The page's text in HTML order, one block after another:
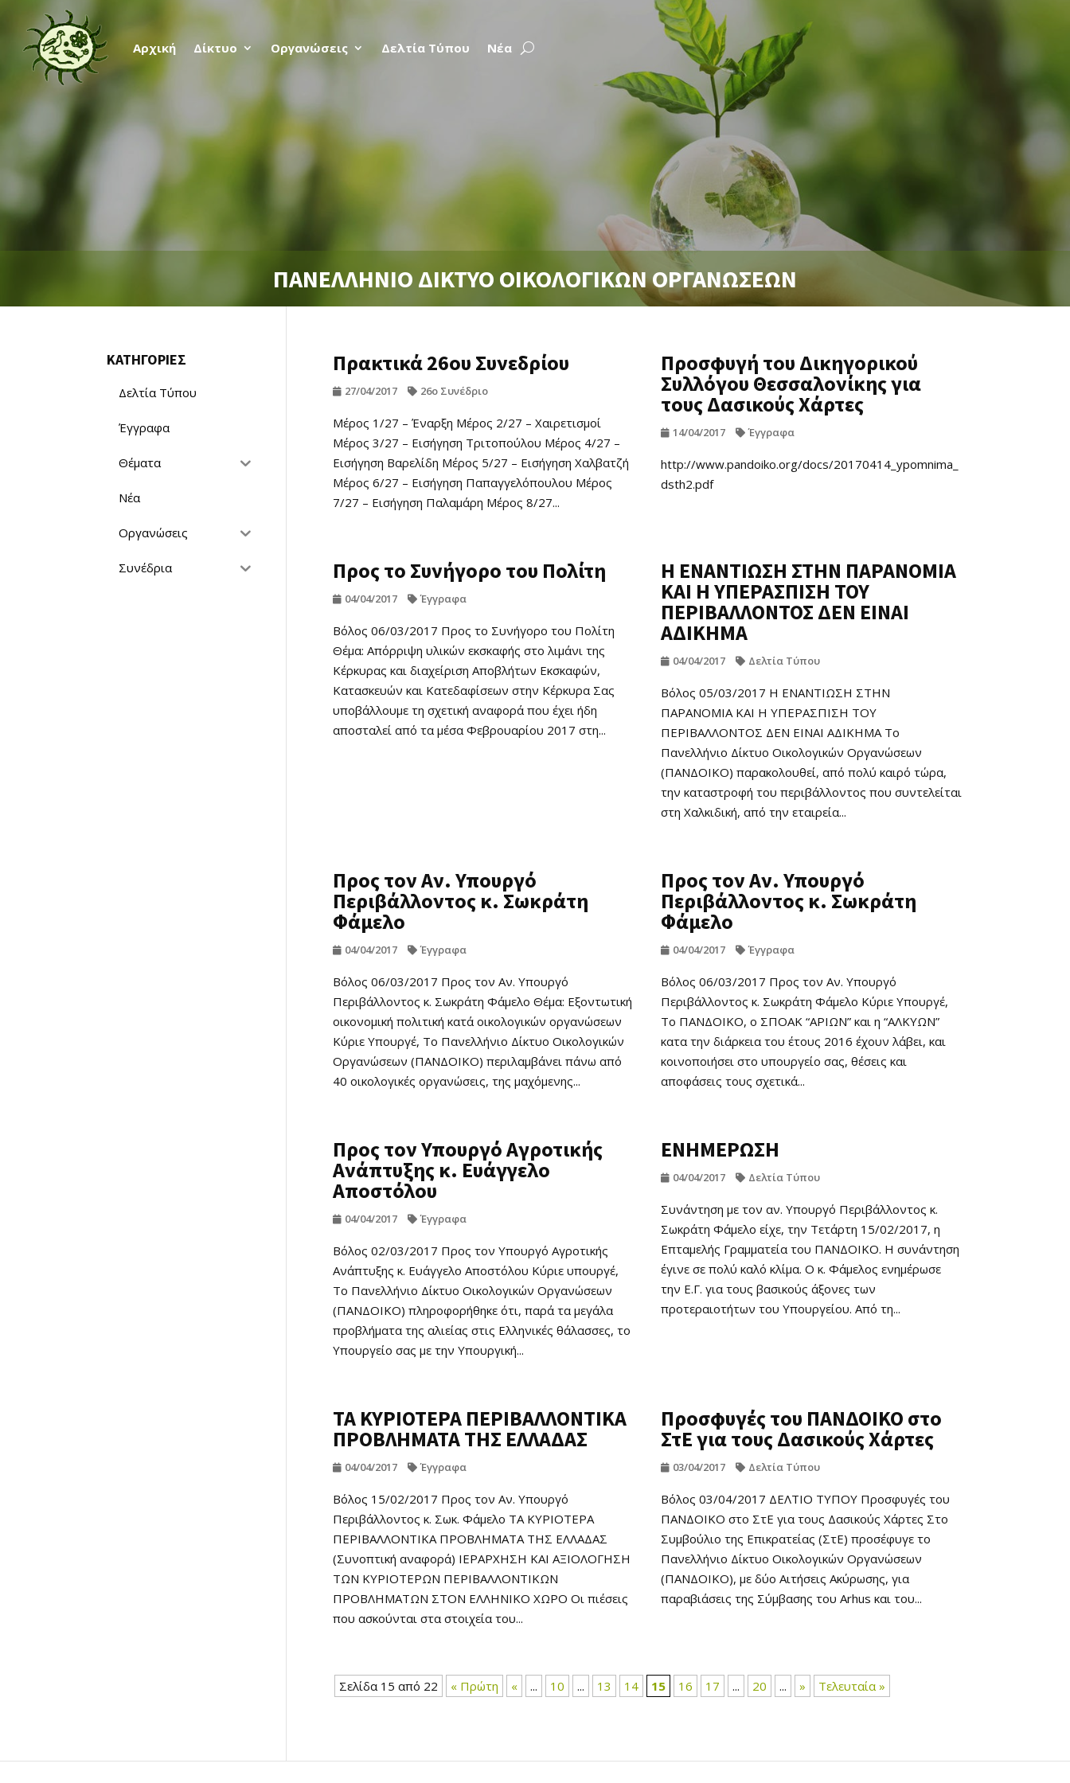
Αρχική Δίκτυο Οργανώσεις Δελτία Τύπου Νέα
ΠΑΝΕΛΛΗΝΙΟ ΔΙΚΤΥΟ ΟΙΚΟΛΟΓΙΚΩΝ ΟΡΓΑΝΩΣΕΩΝ
Πρακτικά 26ου Συνεδρίου
27/04/2017 26ο Συνέδριο
Μέρος 1/27 – Έναρξη Μέρος 2/27 – Χαιρετισμοί
Μέρος 3/27 – Εισήγηση Τριτοπούλου Μέρος 4/27 –
Εισήγηση Βαρελίδη Μέρος 5/27 – Εισήγηση Χαλβατζή
Μέρος 6/27 – Εισήγηση Παπαγγελόπουλου Μέρος
7/27 – Εισήγηση Παλαμάρη Μέρος 8/27...
Προσφυγή του Δικηγορικού
Συλλόγου Θεσσαλονίκης για
τους Δασικούς Χάρτες
14/04/2017 Έγγραφα
http://www.pandoiko.org/docs/20170414_ypomnima_
dsth2.pdf
Προς το Συνήγορο του Πολίτη
04/04/2017 Έγγραφα
Βόλος 06/03/2017 Προς το Συνήγορο του Πολίτη
Θέμα: Απόρριψη υλικών εκσκαφής στο λιμάνι της
Κέρκυρας και διαχείριση Αποβλήτων Εκσκαφών,
Κατασκευών και Κατεδαφίσεων στην Κέρκυρα Σας
υποβάλλουμε τη σχετική αναφορά που έχει ήδη
αποσταλεί από τα μέσα Φεβρουαρίου 2017 στη...
Η ΕΝΑΝΤΙΩΣΗ ΣΤΗΝ ΠΑΡΑΝΟΜΙΑ
ΚΑΙ Η ΥΠΕΡΑΣΠΙΣΗ ΤΟΥ
ΠΕΡΙΒΑΛΛΟΝΤΟΣ ΔΕΝ ΕΙΝΑΙ
ΑΔΙΚΗΜΑ
04/04/2017 Δελτία Τύπου
Βόλος 05/03/2017 Η ΕΝΑΝΤΙΩΣΗ ΣΤΗΝ
ΠΑΡΑΝΟΜΙΑ ΚΑΙ Η ΥΠΕΡΑΣΠΙΣΗ ΤΟΥ
ΠΕΡΙΒΑΛΛΟΝΤΟΣ ΔΕΝ ΕΙΝΑΙ ΑΔΙΚΗΜΑ Το
Πανελλήνιο Δίκτυο Οικολογικών Οργανώσεων
(ΠΑΝΔΟΙΚΟ) παρακολουθεί, από πολύ καιρό τώρα,
την καταστροφή του περιβάλλοντος που συντελείται
στη Χαλκιδική, από την εταιρεία...
Προς τον Αν. Υπουργό
Περιβάλλοντος κ. Σωκράτη
Φάμελο
04/04/2017 Έγγραφα
Βόλος 06/03/2017 Προς τον Αν. Υπουργό
Περιβάλλοντος κ. Σωκράτη Φάμελο Θέμα: Εξοντωτική
οικονομική πολιτική κατά οικολογικών οργανώσεων
Κύριε Υπουργέ, Το Πανελλήνιο Δίκτυο Οικολογικών
Οργανώσεων (ΠΑΝΔΟΙΚΟ) περιλαμβάνει πάνω από
40 οικολογικές οργανώσεις, της μαχόμενης...
Προς τον Αν. Υπουργό
Περιβάλλοντος κ. Σωκράτη
Φάμελο
04/04/2017 Έγγραφα
Βόλος 06/03/2017 Προς τον Αν. Υπουργό
Περιβάλλοντος κ. Σωκράτη Φάμελο Κύριε Υπουργέ,
Το ΠΑΝΔΟΙΚΟ, ο ΣΠΟΑΚ “ΑΡΙΩΝ” και η “ΑΛΚΥΩΝ”
κατα την διάρκεια του έτους 2016 έχουν λάβει, και
κοινοποιήσει στο υπουργείο σας, θέσεις και
αποφάσεις τους σχετικά...
Προς τον Υπουργό Αγροτικής
Ανάπτυξης κ. Ευάγγελο
Αποστόλου
04/04/2017 Έγγραφα
Βόλος 02/03/2017 Προς τον Υπουργό Αγροτικής
Ανάπτυξης κ. Ευάγγελο Αποστόλου Κύριε υπουργέ,
Το Πανελλήνιο Δίκτυο Οικολογικών Οργανώσεων
(ΠΑΝΔΟΙΚΟ) πληροφορήθηκε ότι, παρά τα μεγάλα
προβλήματα της αλιείας στις Ελληνικές θάλασσες, το
Υπουργείο σας με την Υπουργική...
ΕΝΗΜΕΡΩΣΗ
04/04/2017 Δελτία Τύπου
Συνάντηση με τον αν. Υπουργό Περιβάλλοντος κ.
Σωκράτη Φάμελο είχε, την Τετάρτη 15/02/2017, η
Επταμελής Γραμματεία του ΠΑΝΔΟΙΚΟ. Η συνάντηση
έγινε σε πολύ καλό κλίμα. Ο κ. Φάμελος ενημέρωσε
την Ε.Γ. για τους βασικούς άξονες των
προτεραιοτήτων του Υπουργείου. Από τη...
ΤΑ ΚΥΡΙΟΤΕΡΑ ΠΕΡΙΒΑΛΛΟΝΤΙΚΑ
ΠΡΟΒΛΗΜΑΤΑ ΤΗΣ ΕΛΛΑΔΑΣ
04/04/2017 Έγγραφα
Βόλος 15/02/2017 Προς τον Αν. Υπουργό
Περιβάλλοντος κ. Σωκ. Φάμελο ΤΑ ΚΥΡΙΟΤΕΡΑ
ΠΕΡΙΒΑΛΛΟΝΤΙΚΑ ΠΡΟΒΛΗΜΑΤΑ ΤΗΣ ΕΛΛΑΔΑΣ
(Συνοπτική αναφορά) ΙΕΡΑΡΧΗΣΗ ΚΑΙ ΑΞΙΟΛΟΓΗΣΗ
ΤΩΝ ΚΥΡΙΟΤΕΡΩΝ ΠΕΡΙΒΑΛΛΟΝΤΙΚΩΝ
ΠΡΟΒΛΗΜΑΤΩΝ ΣΤΟΝ ΕΛΛΗΝΙΚΟ ΧΩΡΟ Οι πιέσεις
που ασκούνται στα στοιχεία του...
Προσφυγές του ΠΑΝΔΟΙΚΟ στο
ΣτΕ για τους Δασικούς Χάρτες
03/04/2017 Δελτία Τύπου
Βόλος 03/04/2017 ΔΕΛΤΙΟ ΤΥΠΟΥ Προσφυγές του
ΠΑΝΔΟΙΚΟ στο ΣτΕ για τους Δασικούς Χάρτες Στο
Συμβούλιο της Επικρατείας (ΣτΕ) προσέφυγε το
Πανελλήνιο Δίκτυο Οικολογικών Οργανώσεων
(ΠΑΝΔΟΙΚΟ), με δύο Αιτήσεις Ακύρωσης, για
παραβιάσεις της Σύμβασης του Arhus και του...
Σελίδα 15 από 22 « Πρώτη « ... 10 ... 13 14 15 16 17 ... 20 ... » Τελευταία »
ΚΑΤΗΓΟΡΙΕΣ
Δελτία Τύπου
Έγγραφα
Θέματα
Νέα
Οργανώσεις
Συνέδρια